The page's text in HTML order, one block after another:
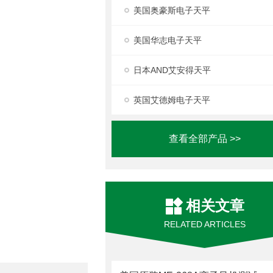
美国奥豪斯电子天平
美国华志电子天平
日本AND艾安得天平
英国艾德姆电子天平
查看全部产品 >>
相关文章
RELATED ARTICLES